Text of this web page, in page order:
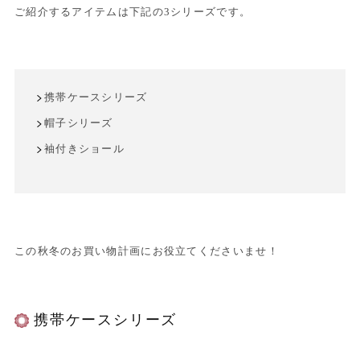
ご紹介するアイテムは下記の3シリーズです。
携帯ケースシリーズ
帽子シリーズ
袖付きショール
この秋冬のお買い物計画にお役立てくださいませ！
携帯ケースシリーズ